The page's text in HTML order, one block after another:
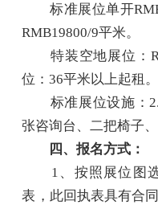
标准展位单开
RMB19800/9平米。
特装空地展位：
位：36平米以上起租。
标准展位设施：
张咨询台、二把椅子
四、报名方式：
1、按照展位图选
表，此回执表具有合